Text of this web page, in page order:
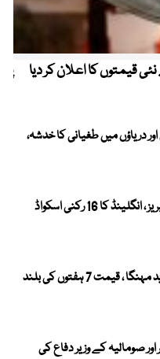
قیمتوں کا اعلان کر دیا
اور دریاؤں میں طغیانی کا خدشہ،
پاکستان کیخلاف ٹیسٹ سیریز ، انگلینڈ کا 16 رکنی اسکواڈ
عالمی مارکیٹ میں سونا مزید مہنگا ، قیمت 7 ہفتوں کی بلند
صومالیہ کے وزیر دفاع کی